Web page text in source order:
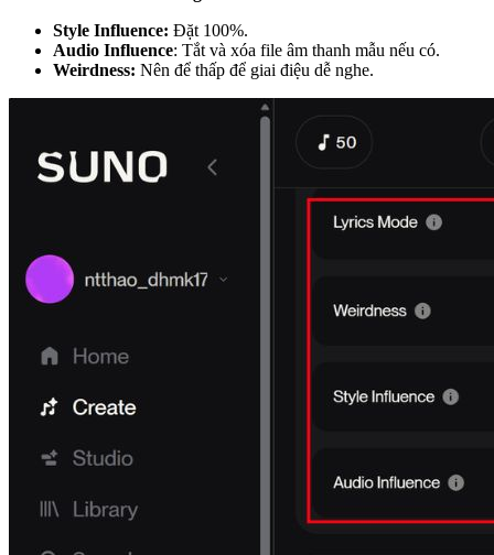
Style Influence: Đặt 100%.
Audio Influence: Tắt và xóa file âm thanh mẫu nếu có.
Weirdness: Nên để thấp để giai điệu dễ nghe.